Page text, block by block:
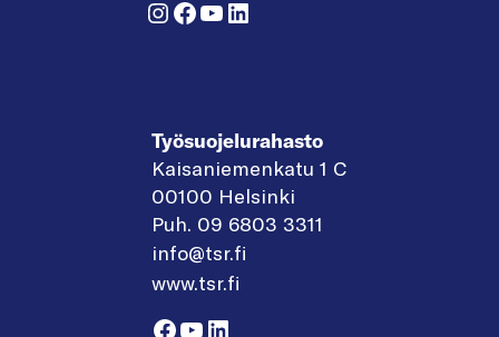
Instagram
Facebook
YouTube
LinkedIn
Työsuojelurahasto
Kaisaniemenkatu 1 C
00100 Helsinki
Puh. 09 6803 3311
info@tsr.fi
www.tsr.fi
Facebook
YouTube
LinkedIn